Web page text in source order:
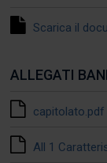
Scarica il
ALLEGATI
capitolato.pdf
All 1